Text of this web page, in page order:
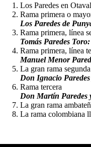
Los Paredes en
Rama primera o
Los Paredes de
Rama primera, línea
Tomás Paredes
Rama primera, línea
Manuel Menor
La gran rama
Don Ignacio
Rama tercera
Don Martín
La gran rama
La rama colombiana